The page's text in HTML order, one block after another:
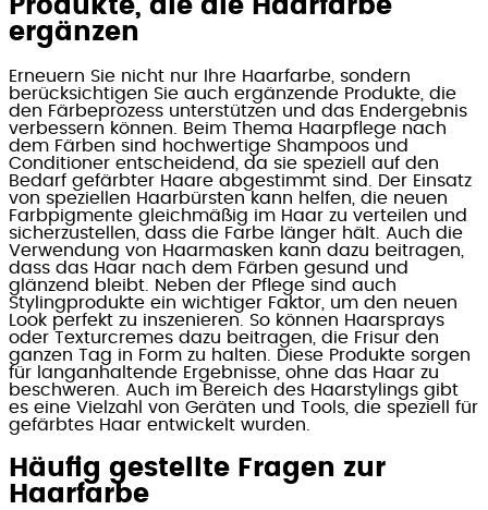
Produkte, die die Haarfarbe
ergänzen
Erneuern Sie nicht nur Ihre Haarfarbe, sondern
berücksichtigen Sie auch ergänzende Produkte, die
den Färbeprozess unterstützen und das Endergebnis
verbessern können. Beim Thema Haarpflege nach
dem Färben sind hochwertige Shampoos und
Conditioner entscheidend, da sie speziell auf den
Bedarf gefärbter Haare abgestimmt sind. Der Einsatz
von speziellen Haarbürsten kann helfen, die neuen
Farbpigmente gleichmäßig im Haar zu verteilen und
sicherzustellen, dass die Farbe länger hält. Auch die
Verwendung von Haarmasken kann dazu beitragen,
dass das Haar nach dem Färben gesund und
glänzend bleibt. Neben der Pflege sind auch
Stylingprodukte ein wichtiger Faktor, um den neuen
Look perfekt zu inszenieren. So können Haarsprays
oder Texturcremes dazu beitragen, die Frisur den
ganzen Tag in Form zu halten. Diese Produkte sorgen
für langanhaltende Ergebnisse, ohne das Haar zu
beschweren. Auch im Bereich des Haarstylings gibt
es eine Vielzahl von Geräten und Tools, die speziell für
gefärbtes Haar entwickelt wurden.
Häufig gestellte Fragen zur
Haarfarbe